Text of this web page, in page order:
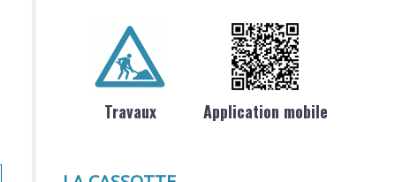
Travaux Application mobile